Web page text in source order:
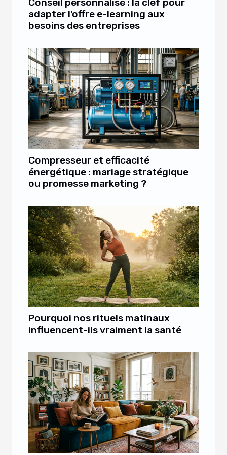
Conseil personnalisé : la clef pour
adapter l'offre e-learning aux
besoins des entreprises
Compresseur et efficacité
énergétique : mariage stratégique
ou promesse marketing ?
Pourquoi nos rituels matinaux
influencent-ils vraiment la santé